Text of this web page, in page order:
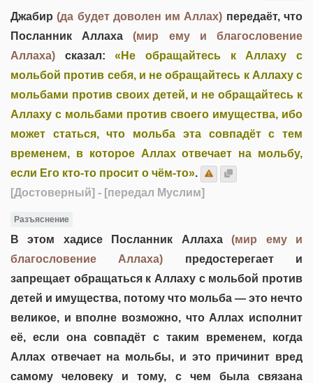
Джабир(да будет доволен им Аллах) передаёт, что
Посланник Аллаха(мир ему и благословение
Аллаха) сказал:«Не обращайтесь к Аллаху с
мольбой против себя, и не обращайтесь к Аллаху с
мольбами против своих детей, и не обращайтесь к
Аллаху с мольбами против своего имущества, ибо
может статься, что мольба эта совпадёт с тем
временем, в которое Аллах отвечает на мольбу,
если Его кто-то просит о чём-то».
[Достоверный] - [передал Муслим]
Разъяснение
В этом хадисе Посланник Аллаха(мир ему и
благословение Аллаха) предостерегает и
запрещает обращаться к Аллаху с мольбой против
детей и имущества, потому что мольба — это нечто
великое, и вполне возможно, что Аллах исполнит
её, если она совпадёт с таким временем, когда
Аллах отвечает на мольбы, и это причинит вред
самому человеку и тому, с чем была связана